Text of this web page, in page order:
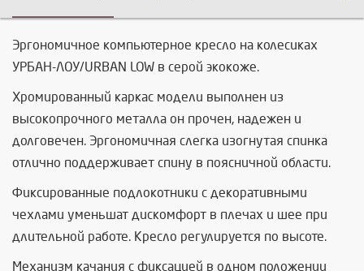
Эргономичное компьютерное кресло на колесиках
УРБАН-ЛОУ/URBAN LOW в серой экокоже.
Хромированный каркас модели выполнен из
высокопрочного металла он прочен, надежен и
долговечен. Эргономичная слегка изогнутая спинка
отлично поддерживает спину в поясничной области.
Фиксированные подлокотники с декоративными
чехлами уменьшат дискомфорт в плечах и шее при
длительной работе. Кресло регулируется по высоте.
Механизм качания с фиксацией в одном положении